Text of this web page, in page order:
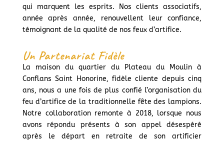
qui marquent les esprits. Nos clients associatifs,
année après année, renouvellent leur confiance,
témoignant de la qualité de nos feux d’artifice.
Un Partenariat Fidèle
La maison du quartier du Plateau du Moulin à
Conflans Saint Honorine, fidèle cliente depuis cinq
ans, nous a une fois de plus confié l’organisation du
feu d’artifice de la traditionnelle fête des lampions.
Notre collaboration remonte à 2018, lorsque nous
avons répondu présents à son appel désespéré
après le départ en retraite de son artificier